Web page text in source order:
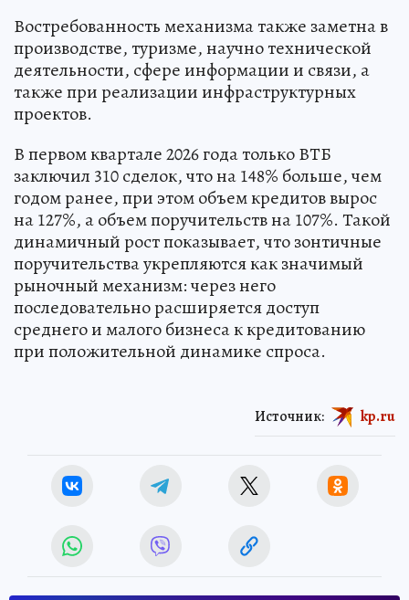
Востребованность механизма также заметна в
производстве, туризме, научно технической
деятельности, сфере информации и связи, а
также при реализации инфраструктурных
проектов.
В первом квартале 2026 года только ВТБ
заключил 310 сделок, что на 148% больше, чем
годом ранее, при этом объем кредитов вырос
на 127%, а объем поручительств на 107%. Такой
динамичный рост показывает, что зонтичные
поручительства укрепляются как значимый
рыночный механизм: через него
последовательно расширяется доступ
среднего и малого бизнеса к кредитованию
при положительной динамике спроса.
Источник: kp.ru